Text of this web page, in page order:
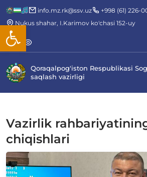
Open toolbar
info.mz.rk@ssv.uz
+998 (61) 226-
Nukus shahar, I.Karimov ko'chasi 152-uy
Qoraqalpog'iston Respublikasi
saqlash vazirligi
Vazirlik
chiqishlari